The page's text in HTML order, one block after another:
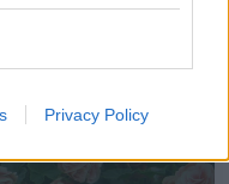
Privacy Policy